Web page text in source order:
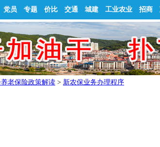
党员 专题 价比 交通 城建 工业农业 招商
老保险政策解读 > 新农保业务办理程序